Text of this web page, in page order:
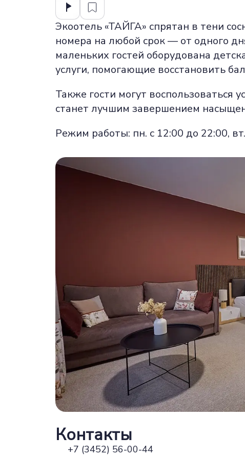
Экоотель «ТАЙГА» спрятан в тени
номера на любой срок — от одного
маленьких гостей оборудована
услуги, помогающие восстановить
Также гости могут воспользоваться
станет лучшим завершением
Режим работы: пн. с 12:00 до 22:00,
Контакты
+7 (3452) 56-00-44